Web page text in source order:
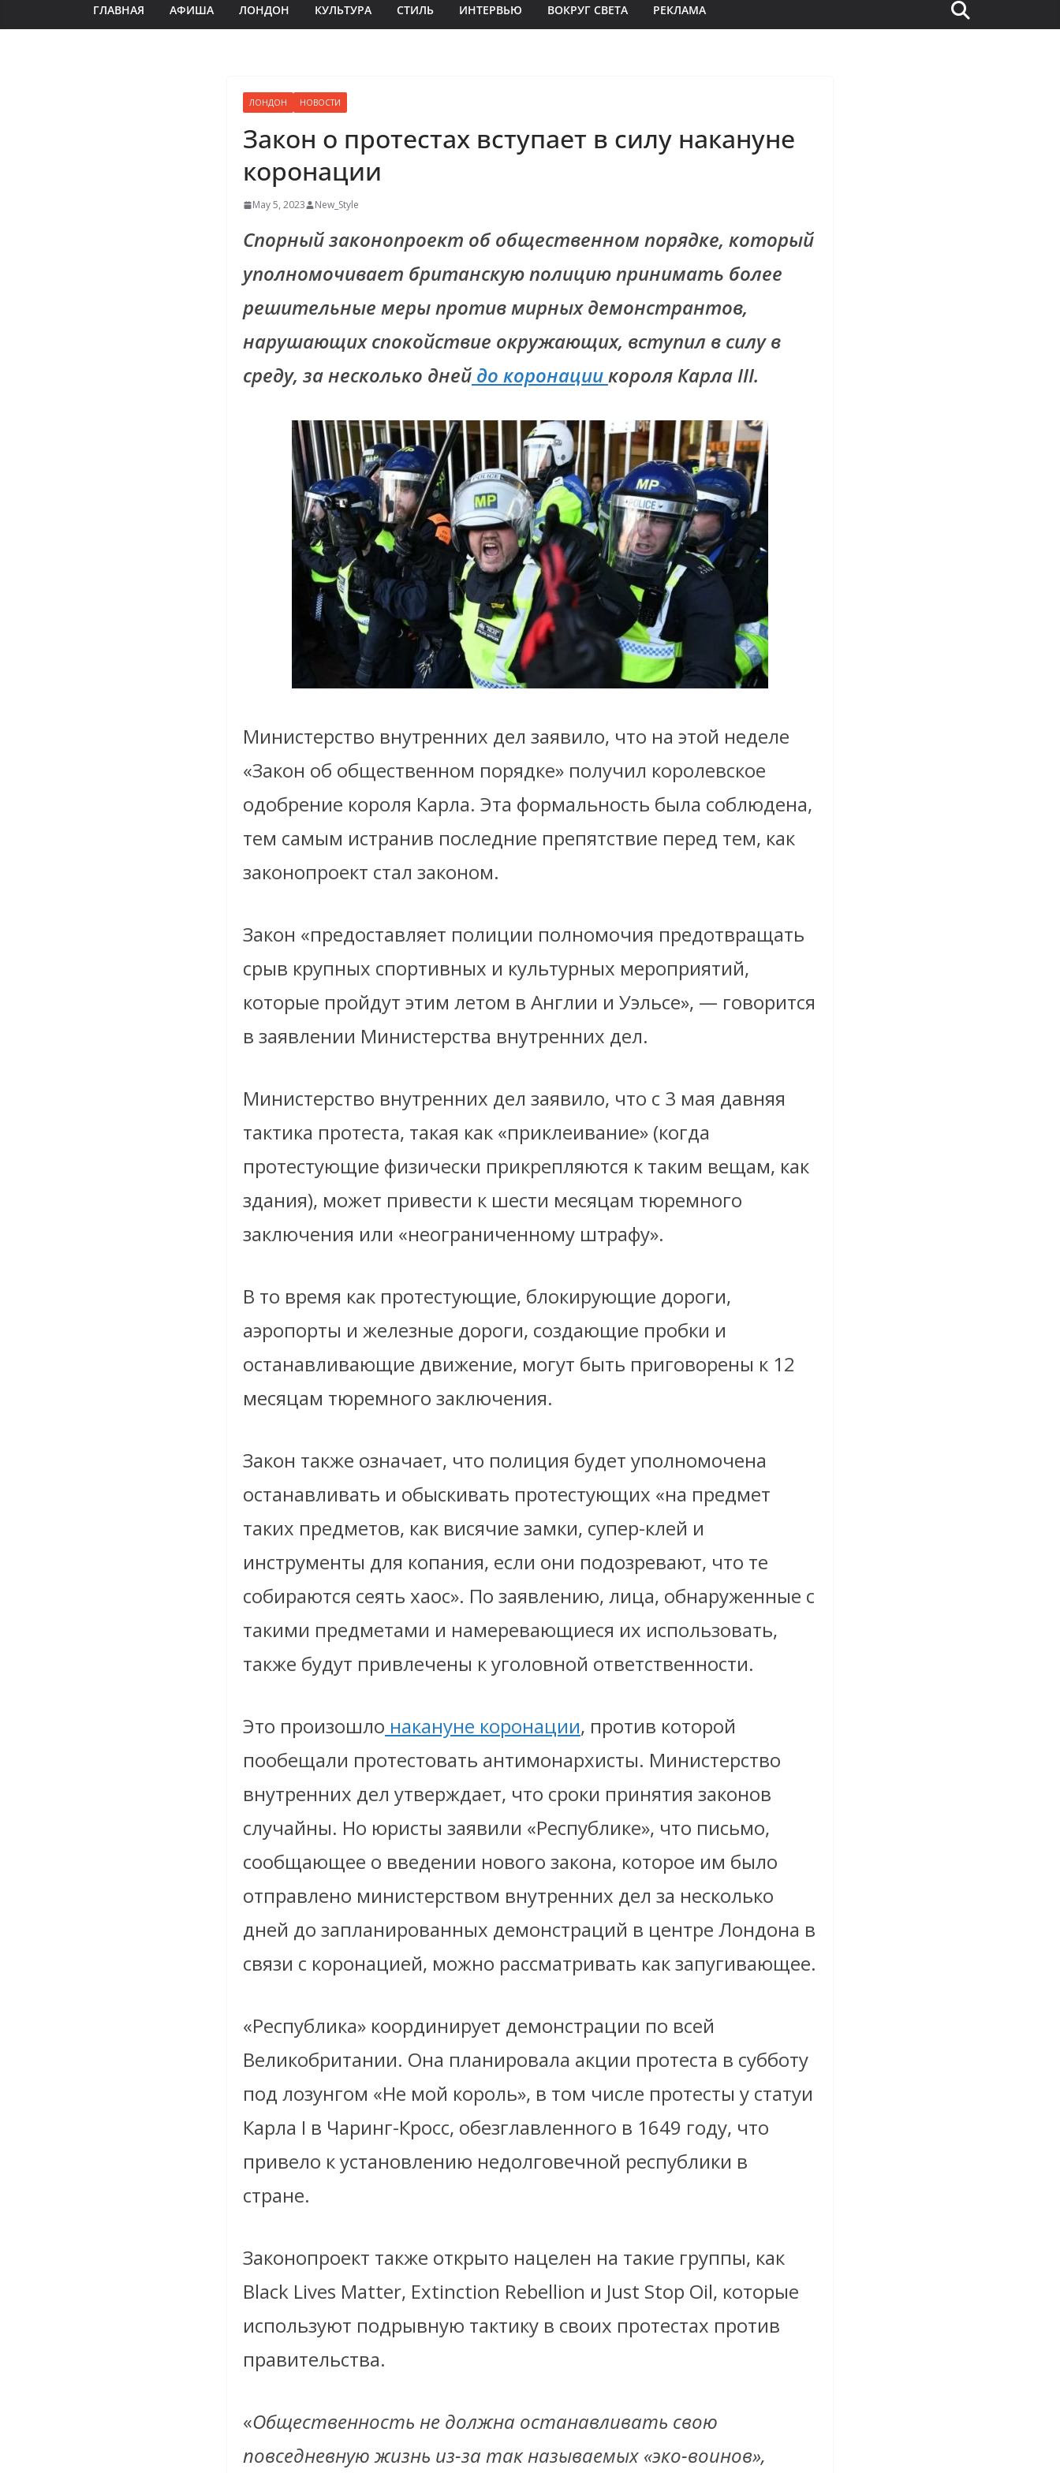
ГЛАВНАЯ АФИША ЛОНДОН КУЛЬТУРА СТИЛЬ ИНТЕРВЬЮ ВОКРУГ СВЕТА РЕКЛАМА
ЛОНДОН НОВОСТИ
Закон о протестах вступает в силу накануне
коронации
May 5, 2023 New_Style
Спорный законопроект об общественном порядке, который
уполномочивает британскую полицию принимать более
решительные меры против мирных демонстрантов,
нарушающих спокойствие окружающих, вступил в силу в
среду, за несколько дней до коронациикороля Карла III.
Министерство внутренних дел заявило, что на этой неделе
«Закон об общественном порядке» получил королевское
одобрение короля Карла. Эта формальность была соблюдена,
тем самым истранив последние препятствие перед тем, как
законопроект стал законом.
Закон «предоставляет полиции полномочия предотвращать
срыв крупных спортивных и культурных мероприятий,
которые пройдут этим летом в Англии и Уэльсе», — говорится
в заявлении Министерства внутренних дел.
Министерство внутренних дел заявило, что с 3 мая давняя
тактика протеста, такая как «приклеивание» (когда
протестующие физически прикрепляются к таким вещам, как
здания), может привести к шести месяцам тюремного
заключения или «неограниченному штрафу».
В то время как протестующие, блокирующие дороги,
аэропорты и железные дороги, создающие пробки и
останавливающие движение, могут быть приговорены к 12
месяцам тюремного заключения.
Закон также означает, что полиция будет уполномочена
останавливать и обыскивать протестующих «на предмет
таких предметов, как висячие замки, супер-клей и
инструменты для копания, если они подозревают, что те
собираются сеять хаос». По заявлению, лица, обнаруженные с
такими предметами и намеревающиеся их использовать,
также будут привлечены к уголовной ответственности.
Это произошло накануне коронации, против которой
пообещали протестовать антимонархисты. Министерство
внутренних дел утверждает, что сроки принятия законов
случайны. Но юристы заявили «Республике», что письмо,
сообщающее о введении нового закона, которое им было
отправлено министерством внутренних дел за несколько
дней до запланированных демонстраций в центре Лондона в
связи с коронацией, можно рассматривать как запугивающее.
«Республика» координирует демонстрации по всей
Великобритании. Она планировала акции протеста в субботу
под лозунгом «Не мой король», в том числе протесты у статуи
Карла I в Чаринг-Кросс, обезглавленного в 1649 году, что
привело к установлению недолговечной республики в
стране.
Законопроект также открыто нацелен на такие группы, как
Black Lives Matter, Extinction Rebellion и Just Stop Oil, которые
используют подрывную тактику в своих протестах против
правительства.
«Общественность не должна останавливать свою
повседневную жизнь из-за так называемых «эко-воинов»,